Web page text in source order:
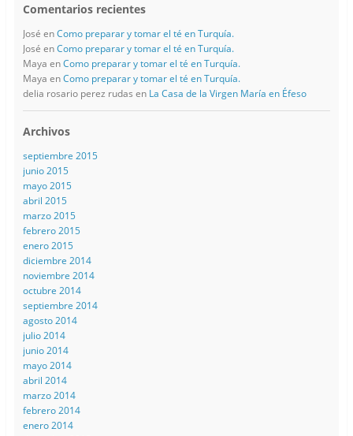
Comentarios recientes
José enComo preparar y tomar el té en Turquía.
José enComo preparar y tomar el té en Turquía.
Maya enComo preparar y tomar el té en Turquía.
Maya enComo preparar y tomar el té en Turquía.
delia rosario perez rudas en La Casa de la Virgen María en Éfeso
Archivos
septiembre 2015
junio 2015
mayo 2015
abril 2015
marzo 2015
febrero 2015
enero 2015
diciembre 2014
noviembre 2014
octubre 2014
septiembre 2014
agosto 2014
julio 2014
junio 2014
mayo 2014
abril 2014
marzo 2014
febrero 2014
enero 2014